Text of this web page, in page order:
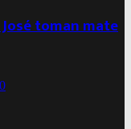
toman mate
0